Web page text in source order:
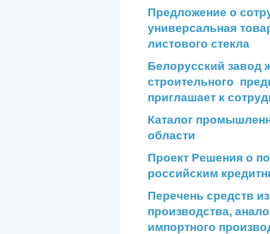
Предложение о
универсальная
листового стекла
Белорусский завод
строительного
приглашает к
Каталог
области
Проект Решения о
российским
Перечень средств
производства,
импортного